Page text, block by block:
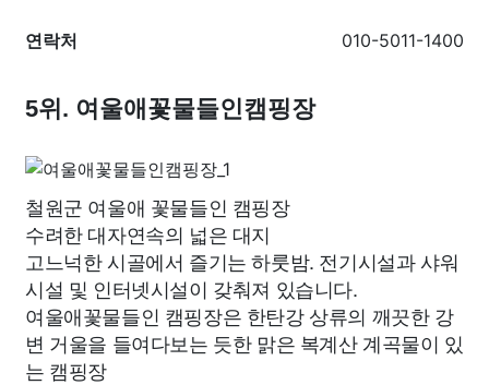
연락처 010-5011-1400
5위. 여울애꽃물들인캠핑장
철원군 여울애 꽃물들인 캠핑장
수려한 대자연속의 넓은 대지
고느넉한 시골에서 즐기는 하룻밤. 전기시설과 샤워
시설 및 인터넷시설이 갖춰져 있습니다.
여울애꽃물들인 캠핑장은 한탄강 상류의 깨끗한 강
변 거울을 들여다보는 듯한 맑은 복계산 계곡물이 있
는 캠핑장